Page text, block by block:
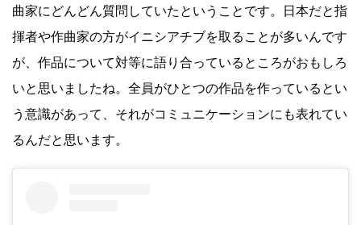
曲家にどんどん質問していたということです。日本だと指
揮者や作曲家の方がイニシアチブを取ることが多いんです
が、作品について対等に語り合っているところがおもしろ
いと思いましたね。全員がひとつの作品を作っているとい
う意識があって、それがコミュニケーションにも表れてい
るんだと思います。